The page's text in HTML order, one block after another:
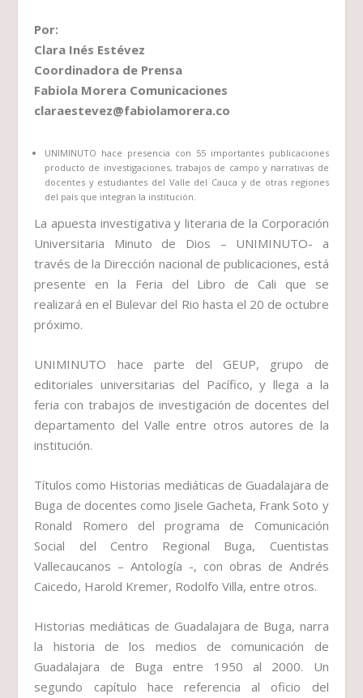
Por:
Clara Inés Estévez
Coordinadora de Prensa
Fabiola Morera Comunicaciones
claraestevez@fabiolamorera.co
UNIMINUTO hace presencia con 55 importantes publicaciones
producto de investigaciones, trabajos de campo y narrativas de
docentes y estudiantes del Valle del Cauca y de otras regiones
del país que integran la institución.
La apuesta investigativa y literaria de la Corporación
Universitaria Minuto de Dios – UNIMINUTO- a
través de la Dirección nacional de publicaciones, está
presente en la Feria del Libro de Cali que se
realizará en el Bulevar del Rio hasta el 20 de octubre
próximo.
UNIMINUTO hace parte del GEUP, grupo de
editoriales universitarias del Pacífico, y llega a la
feria con trabajos de investigación de docentes del
departamento del Valle entre otros autores de la
institución.
Títulos como Historias mediáticas de Guadalajara de
Buga de docentes como Jisele Gacheta, Frank Soto y
Ronald Romero del programa de Comunicación
Social del Centro Regional Buga, Cuentistas
Vallecaucanos – Antología -, con obras de Andrés
Caicedo, Harold Kremer, Rodolfo Villa, entre otros.
Historias mediáticas de Guadalajara de Buga, narra
la historia de los medios de comunicación de
Guadalajara de Buga entre 1950 al 2000. Un
segundo capítulo hace referencia al oficio del